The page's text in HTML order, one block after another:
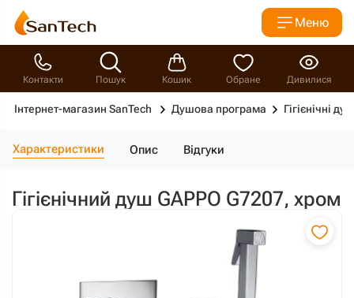
Меню
Контакти Пошук Кошик Обране Дивилися
Інтернет-магазин SanTech Душова програма Гігієнічні
Характеристики Опис Відгуки
Гігієнічний душ GAPPO G7207, хром